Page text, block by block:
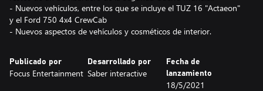
- Nuevos vehículos, entre los que se incluye el TUZ 16 "Actaeon"
y el Ford 750 4x4 CrewCab
- Nuevos aspectos de vehículos y cosméticos de interior.
Publicado por
Focus Entertainment
Desarrollado por
Saber interactive
Fecha de
lanzamiento
18/5/2021